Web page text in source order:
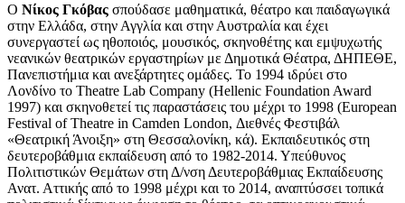
Ο Νίκος Γκόβας σπούδασε μαθηματικά, θέατρο και παιδαγωγικά
στην Ελλάδα, στην Αγγλία και στην Αυστραλία και έχει
συνεργαστεί ως ηθοποιός, μουσικός, σκηνοθέτης και εμψυχωτής
νεανικών θεατρικών εργαστηρίων με Δημοτικά Θέατρα, ΔΗΠΕΘΕ,
Πανεπιστήμια και ανεξάρτητες ομάδες. Το 1994 ιδρύει στο
Λονδίνο το Theatre Lab Company (Hellenic Foundation Award
1997) και σκηνοθετεί τις παραστάσεις του μέχρι το 1998 (European
Festival of Theatre in Camden London, Διεθνές Φεστιβάλ
«Θεατρική Άνοιξη» στη Θεσσαλονίκη, κά). Εκπαιδευτικός στη
δευτεροβάθμια εκπαίδευση από το 1982-2014. Υπεύθυνος
Πολιτιστικών Θεμάτων στη Δ/νση Δευτεροβάθμιας Εκπαίδευσης
Ανατ. Αττικής από το 1998 μέχρι και το 2014, αναπτύσσει τοπικά